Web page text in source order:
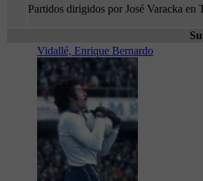
Partidos dirigidos por José Varacka
Vidallé, Enrique Bernardo